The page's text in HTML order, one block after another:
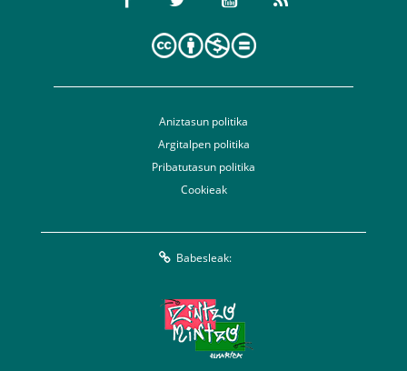
Aniztasun politika
Argitalpen politika
Pribatutasun politika
Cookieak
Babesleak: